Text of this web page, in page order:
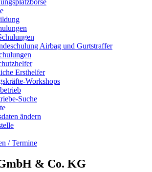
Airbag und Gurtstraffer
Ersthelfer
Workshops
Suche
ändern
/ Termine
& Co. KG